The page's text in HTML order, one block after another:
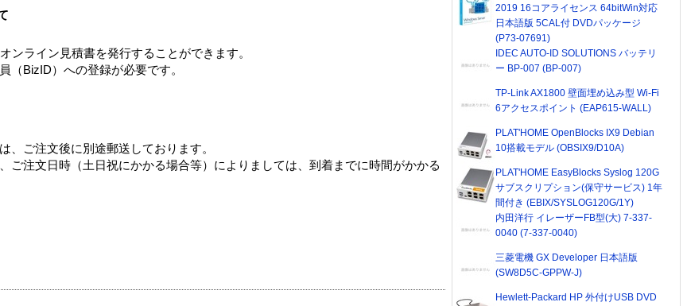
ンライン見積書を発行することができます。
BizID）への登録が必要です。
、ご注文後に別途郵送しております。
ご注文日時（土日祝にかかる場合等）によりましては、到着までに時間がかかる
2019 16コアライセンス 64bitWin対応
日本語版 5CAL付 DVDパッケージ
(P73-07691)
IDEC AUTO-ID SOLUTIONS バッテリ
ー BP-007 (BP-007)
TP-Link AX1800 壁面埋め込み型 Wi-Fi
6アクセスポイント (EAP615-WALL)
PLAT'HOME OpenBlocks IX9 Debian
10搭載モデル (OBSIX9/D10A)
PLAT'HOME EasyBlocks Syslog 120G
サブスクリプション(保守サービス) 1年
間付き (EBIX/SYSLOG120G/1Y)
内田洋行 イレーザーFB型(大) 7-337-
0040 (7-337-0040)
三菱電機 GX Developer 日本語版
(SW8D5C-GPPW-J)
Hewlett-Packard HP 外付けUSB DVD